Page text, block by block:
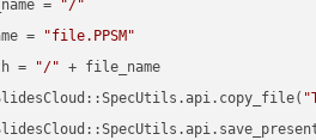
=
"/"
=
"file.PPSM"
=
"/" + file_name